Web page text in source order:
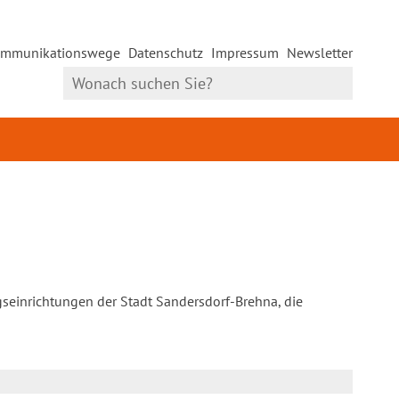
Datenschutz Impressum Newsletter
der Stadt Sandersdorf-Brehna, die